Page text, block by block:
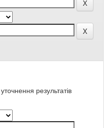
результатів